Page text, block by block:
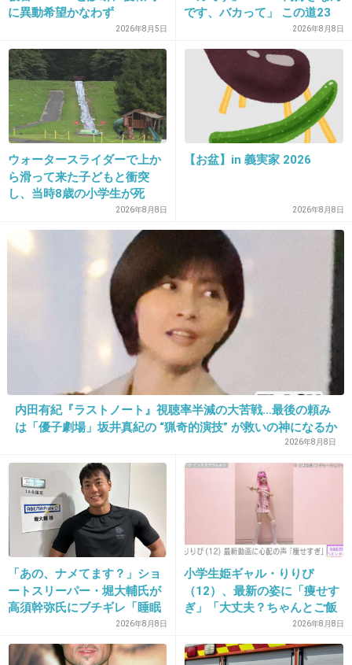
この人の良さが全く分からない
2件の返信
-17
20. 匿名2020/03/13(金) 13:27:32
自分の出演作品の公式ツイをリツイートするだ
けの俳優のTwitter、
正直つまらないのは確かだけど賢いと思うわ
2020/03/13(金) 13:27:40
なにかを匂わせる芸能人の発言ほどダサい
+106 -2
わかる。本音ぼやきツイートは指原とかフィフ
ィあたりにやらせといてほしい
1件の返信
+143
23. 匿名 2020/03/13(金) 13:28:05
に異動希望かなわず
2026年8月5日
です、バカって」 この道23
年の彫り師YouTuberの動画
が話題
2026年8月8日
ウォータースライダーで上か
ら滑って来た子どもと衝突
し、当時8歳の小学生が死
亡 イベントの引率責任者の
町職員を「減給」の懲戒処
分 児童の両親は「軽過ぎ
る」「全く納得できない」
2026年8月8日
【お盆】in 義実家 2026
2026年8月8日
内田有紀『ラストノート』視聴率半減の大苦戦…最後の頼み
は「優子劇場」坂井真紀の “猟奇的演技” が救いの神になるか
2026年8月8日
「あの、ナメてます？」ショ
ートスリーパー・堀大輔氏が
高須幹弥氏にブチギレ「睡眠
不足の人＝キレやすい」SNS
で物議
2026年8月8日
小学生姫ギャル・りりぴ
（12）、最新の姿に「痩せす
ぎ」「大丈夫？ちゃんとご飯
食べてね」など心配の声2026年8月8日